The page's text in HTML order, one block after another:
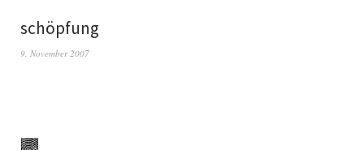
schöpfung
9. November 2007